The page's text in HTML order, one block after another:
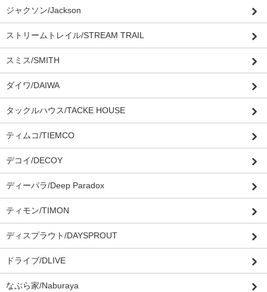
ジャクソン/Jackson
ストリームトレイル/STREAM TRAIL
スミス/SMITH
ダイワ/DAIWA
タックルハウス/TACKE HOUSE
ティムコ/TIEMCO
デコイ/DECOY
ディーパラ/Deep Paradox
ティモン/TIMON
ディスプラウト/DAYSPROUT
ドライブ/DLIVE
なぶら家/Naburaya